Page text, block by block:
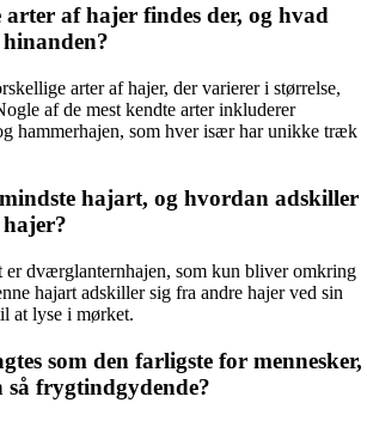
af hajer findes der, og hvad
arter af hajer, der varierer i størrelse,
af de mest kendte arter inkluderer
hammerhajen, som hver især har unikke træk
hajart, og hvordan adskiller
er dværglanternhajen, som kun bliver omkring
hajart adskiller sig fra andre hajer ved sin
at lyse i mørket.
som den farligste for mennesker,
frygtindgydende?